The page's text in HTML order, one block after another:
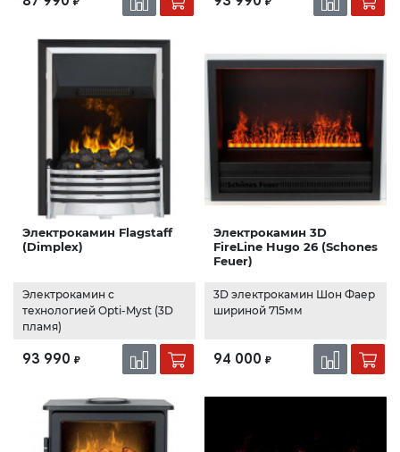
Электрокамин Flagstaff
(Dimplex)
Электрокамин с
технологией Opti-Myst (3D
пламя)
93 990 ₽
Электрокамин 3D
FireLine Hugo 26 (Schones
Feuer)
3D электрокамин Шон Фаер
шириной 715мм
94 000 ₽